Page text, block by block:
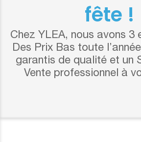
fête !
Chez YLEA, nous avons 3
Des Prix Bas toute
garantis de qualité et un
Vente professionnel à